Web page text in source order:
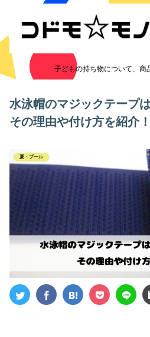
子どもの持ち物について、商
水泳帽のマジックテープ
その理由や付け方を紹介！
夏・プール